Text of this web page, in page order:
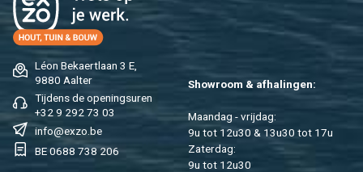
Léon Be­kaert­laan 3 E,
9880 Aal­ter
Tij­dens de ope­nings­uren
+32 9 292 73 03
info@​exzo.​be
BE 0688 738 206
Show­room & af­ha­lin­gen:
Maan­dag - vrij­dag:
9u tot 12u30 & 13u30 tot 17u
Za­ter­dag:
9u tot 12u30